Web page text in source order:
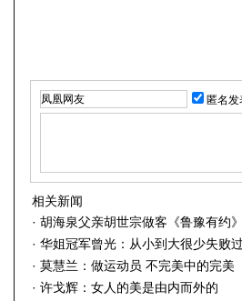
匿名发
相关新闻
· 胡海泉父亲胡世宗做客《鲁豫有约
· 华姐冠军曾光：从小到大很少失败过
· 莫慧兰：做运动员 不完美中的完美
· 许戈辉：女人的美是由内而外的